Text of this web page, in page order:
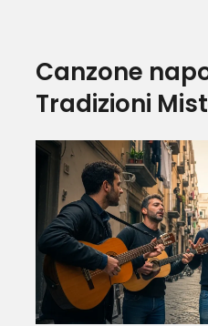
Canzone
Tradizioni